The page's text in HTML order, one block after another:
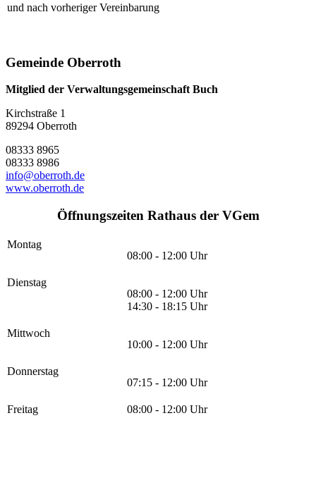
und nach vorheriger Vereinbarung
Gemeinde Oberroth
Mitglied der Verwaltungsgemeinschaft Buch
Kirchstraße 1
89294 Oberroth
08333 8965
08333 8986
info@oberroth.de
www.oberroth.de
Öffnungszeiten Rathaus der VGem
Montag
08:00 - 12:00 Uhr
Dienstag
08:00 - 12:00 Uhr
14:30 - 18:15 Uhr
Mittwoch
10:00 - 12:00 Uhr
Donnerstag
07:15 - 12:00 Uhr
Freitag 08:00 - 12:00 Uhr